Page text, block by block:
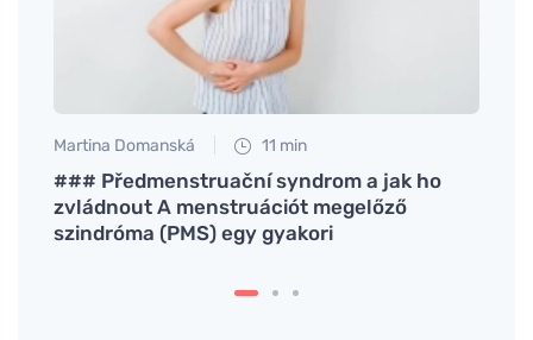
Martina Domanská 11 min
### Předmenstruační syndrom a jak ho
zvládnout A menstruációt megelőző
szindróma (PMS) egy gyakori